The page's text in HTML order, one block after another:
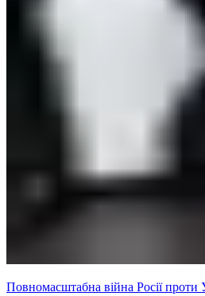
Повномасштабна війна Росії проти